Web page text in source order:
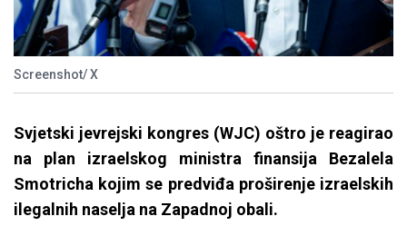
Screenshot/ X
Svjetski jevrejski kongres (WJC) oštro je reagirao
na plan izraelskog ministra finansija Bezalela
Smotricha kojim se predviđa proširenje izraelskih
ilegalnih naselja na Zapadnoj obali.